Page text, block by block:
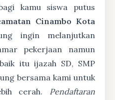
kamu siswa putus
Cinambo Kota
ingin melanjutkan
pekerjaan namun
itu ijazah SD, SMP
bersama kami untuk
cerah. Pendaftaran